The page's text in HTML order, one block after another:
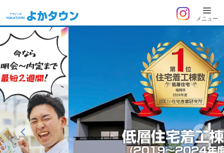
よ
か
タ
ウ
ン
メニュー